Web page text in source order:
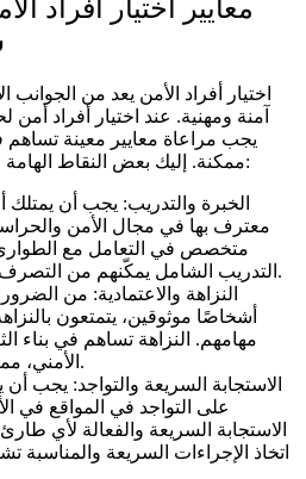
معايير اختيار أفراد
اختيار أفراد الأمن يعد من
آمنة ومهنية. عند اختيار أفراد أمن
يجب مراعاة معايير معينة
ممكنة. إليك بعض النقاط الهامة التي يجب أخذها في الحسبان:
الخبرة والتدريب: يجب أن يمتلك
معترف بها في مجال الأمن
متخصص في التعامل مع الطوارئ
التدريب الشامل يمكّنهم من التصرف بحرفية في أي موقف.
النزاهة والاعتمادية: من
أشخاصًا موثوقين، يتمتعون
مهامهم. النزاهة تساهم في بناء
الأمني، مما يعزز من فعالية الأداء.
الاستجابة السريعة والتواجد: يجب أن
على التواجد في المواقع في
الاستجابة السريعة والفعالة لأي
اتخاذ الإجراءات السريعة